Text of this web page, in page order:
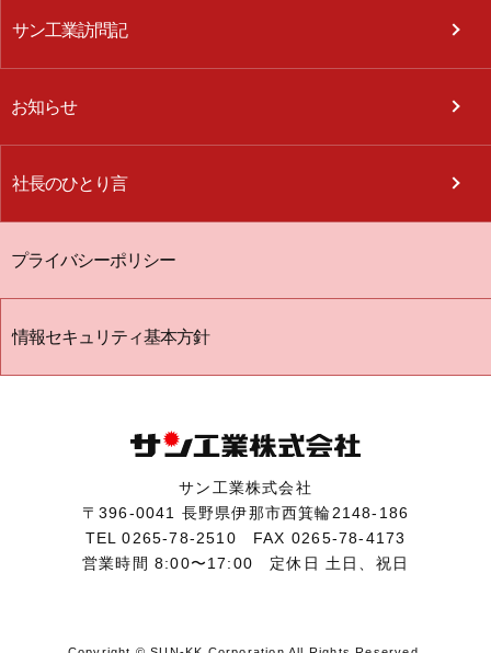
サン工業訪問記
お知らせ
社長のひとり言
プライバシーポリシー
情報セキュリティ基本方針
サン工業株式会社
〒396-0041 長野県伊那市西箕輪2148-186
TEL 0265-78-2510 FAX 0265-78-4173
営業時間 8:00〜17:00 定休日 土日、祝日